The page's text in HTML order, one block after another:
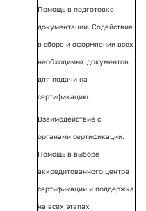
Помощь в подготовке
документации. Содействие
в сборе и оформлении всех
необходимых документов
для подачи на
сертификацию.
Взаимодействие с
органами сертификации.
Помощь в выборе
аккредитованного центра
сертификации и поддержка
на всех этапах